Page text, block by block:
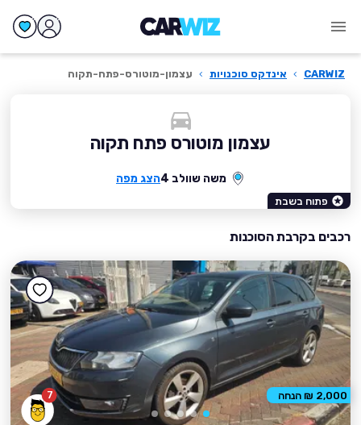
CARWIZ
› אינדקס סוכנויות › עצמון-מוטורס-פתח-תקוה
עצמון מוטורס פתח תקוה
משה שוולב 4 הצג מפה
פתוח בשבת
רכבים בקרבת הסוכנות
7 2,000 ₪ הנחה